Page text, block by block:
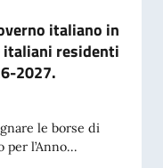
italiano in
residenti
2027.
le borse di
l’Anno...